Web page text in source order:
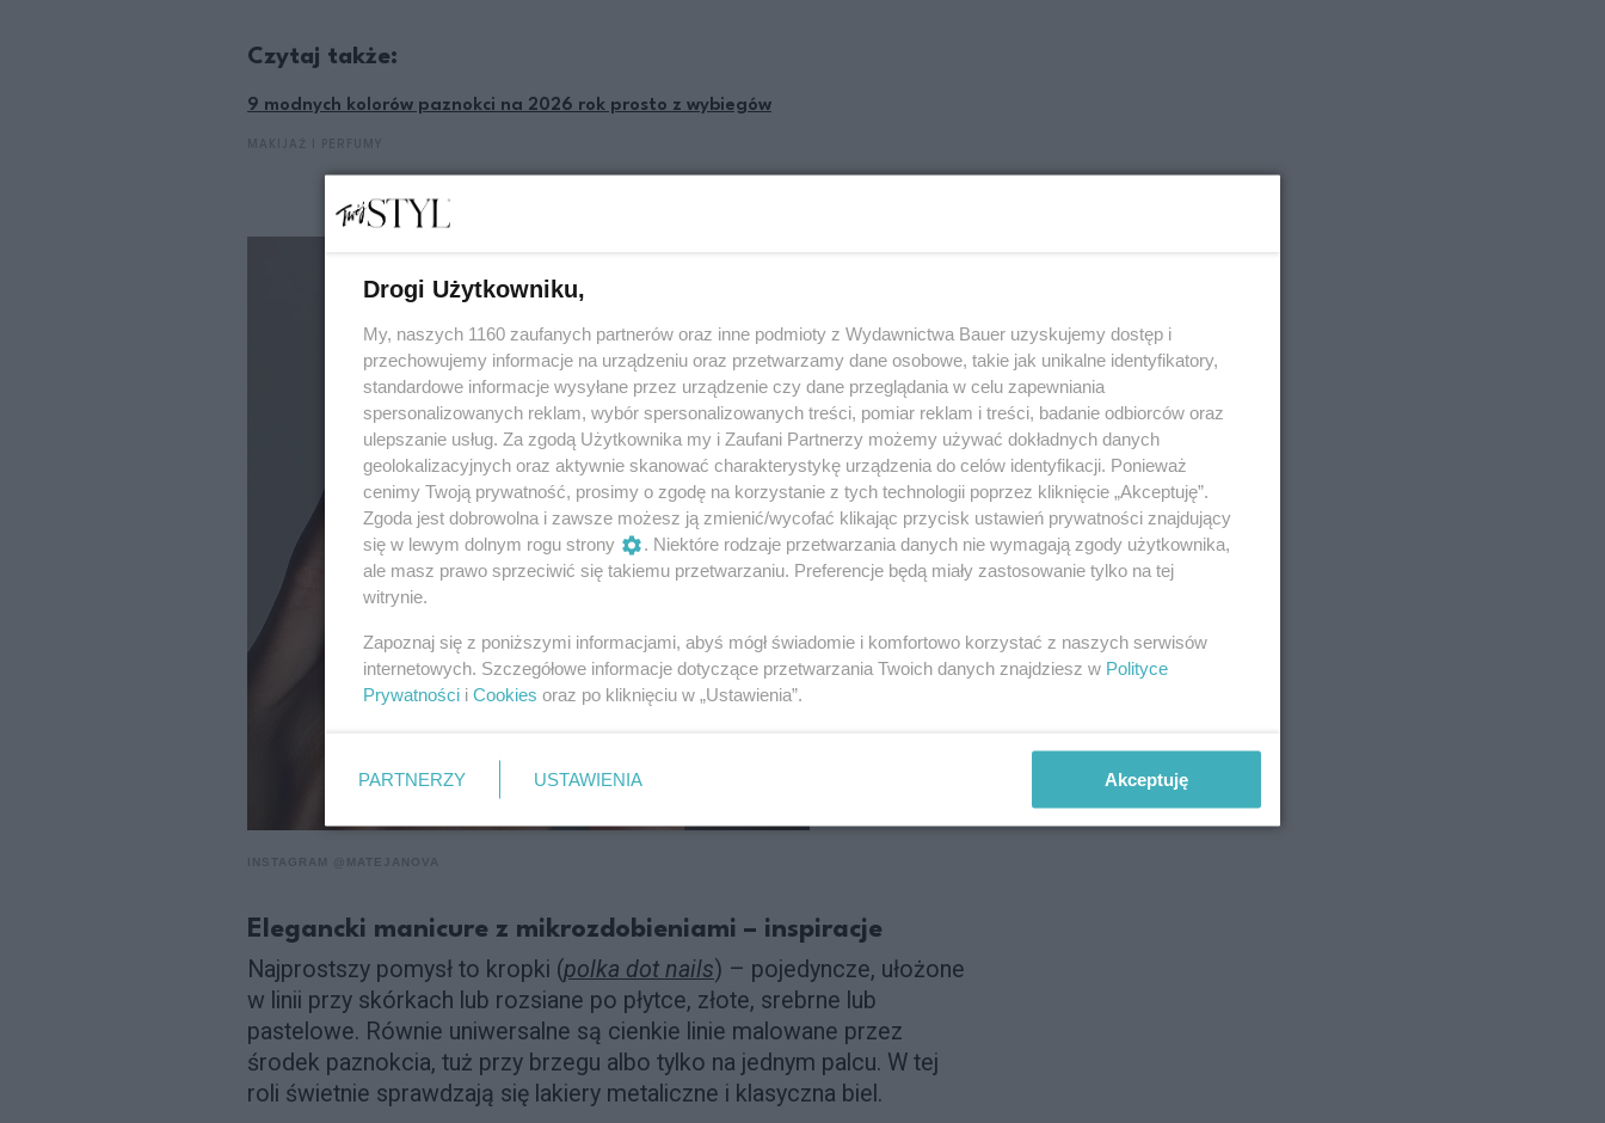
Czytaj także:
9 modnych kolorów paznokci na 2026 rok prosto z wybiegów
Elegancki manicure z mikrozdobieniami – inspiracje
Najprostszy pomysł to kropki (polka dot nails) – pojedyncze, ułożone
w linii przy skórkach lub rozsiane po płytce, złote, srebrne lub
pastelowe. Równie uniwersalne są cienkie linie malowane przez
środek paznokcia, tuż przy brzegu albo tylko na jednym palcu. W tej
roli świetnie sprawdzają się lakiery metaliczne i klasyczna biel.
Drogi Użytkowniku,
My, naszych 1160 zaufanych partnerów oraz inne podmioty z Wydawnictwa Bauer uzyskujemy dostęp i
przechowujemy informacje na urządzeniu oraz przetwarzamy dane osobowe, takie jak unikalne identyfikatory,
standardowe informacje wysyłane przez urządzenie czy dane przeglądania w celu zapewniania
spersonalizowanych reklam, wybór spersonalizowanych treści, pomiar reklam i treści, badanie odbiorców oraz
ulepszanie usług. Za zgodą Użytkownika my i Zaufani Partnerzy możemy używać dokładnych danych
geolokalizacyjnych oraz aktywnie skanować charakterystykę urządzenia do celów identyfikacji. Ponieważ
cenimy Twoją prywatność, prosimy o zgodę na korzystanie z tych technologii poprzez kliknięcie „Akceptuję”.
Zgoda jest dobrowolna i zawsze możesz ją zmienić/wycofać klikając przycisk ustawień prywatności znajdujący
się w lewym dolnym rogu strony
. Niektóre rodzaje przetwarzania danych nie wymagają zgody użytkownika,
ale masz prawo sprzeciwić się takiemu przetwarzaniu. Preferencje będą miały zastosowanie tylko na tej
witrynie.
Zapoznaj się z poniższymi informacjami, abyś mógł świadomie i komfortowo korzystać z naszych serwisów
internetowych. Szczegółowe informacje dotyczące przetwarzania Twoich danych znajdziesz w Polityce
Prywatności i Cookies oraz po kliknięciu w „Ustawienia”.
PARTNERZY USTAWIENIA Akceptuję